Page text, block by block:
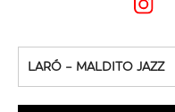
LARÓ – MALDITO JAZZ